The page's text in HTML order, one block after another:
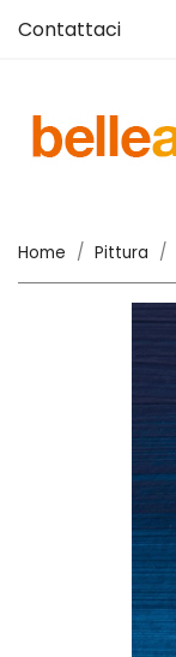
Contattaci
Home Pittura